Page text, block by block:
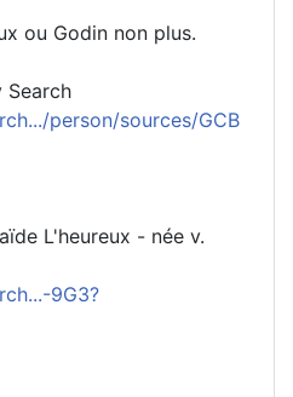
ou Godin non plus.
Search
person/sources/GCB
L'heureux - née v.
9G3?